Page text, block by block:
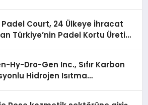
Padel Court, 24 Ülkeye İhracat
Türkiye’nin Padel Kortu Üretim
Hy-Dro-Gen Inc., Sıfır Karbon
Hidrojen Isıtma